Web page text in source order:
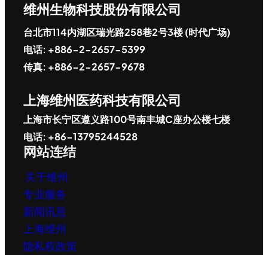
维州生物科技股份有限公司
台北市114内湖区瑞光路258巷2号3楼 (时代广场)
电话: +886-2-2657-5399
传真: +886-2-2657-9678
上海维州医药科技有限公司
上海市长宁区遵义路100号南丰城C座办公楼七楼
电话: +86-13795244528
网站连结
关于维州
专业服务
新闻讯息
上海维州
隐私权政策